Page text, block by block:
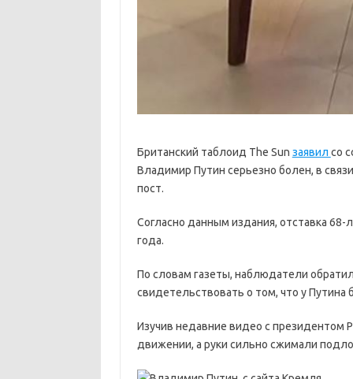
Британский таблоид The Sun заявил со
Владимир Путин серьезно болен, в
пост.
Согласно данным издания, отставка 68-
года.
По словам газеты, наблюдатели
свидетельствовать о том, что у Путина
Изучив недавние видео с президентом
движении, а руки сильно сжимали